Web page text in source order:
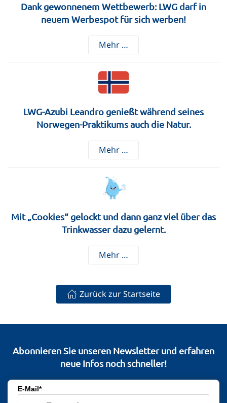
Dank gewonnenem Wettbewerb: LWG darf in
neuem Werbespot für sich werben!
Mehr …
LWG-Azubi Leandro genießt während seines
Norwegen-Praktikums auch die Natur.
Mehr …
Mit „Cookies“ gelockt und dann ganz viel über das
Trinkwasser dazu gelernt.
Mehr …
Zurück zur Startseite
Abonnieren Sie unseren Newsletter und erfahren
neue Infos noch schneller!
E-Mail*